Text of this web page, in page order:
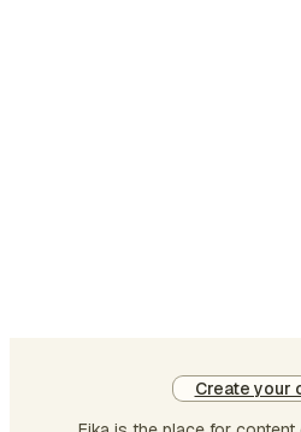
Create your